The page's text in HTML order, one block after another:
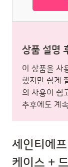
상품 설명
이 상품을 사
했지만 쉽게
의 사용이 쉽
추후에도 계
세인티에
케이스 +